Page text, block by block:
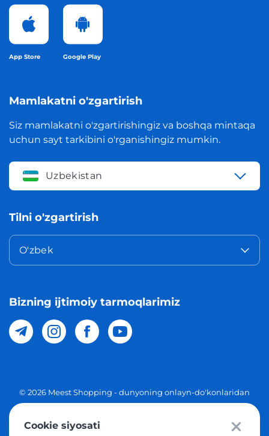
App Store Google Play
Mamlakatni o'zgartirish
Siz mamlakatni o'zgartirishingiz va boshqa mintaqa
uchun sayt tarkibini o'rganishingiz mumkin.
Uzbekistan
Tilni o'zgartirish
O'zbek
Bizning ijtimoiy tarmoqlarimiz
© 2026 Meest Shopping - dunyoning onlayn-do'konlaridan
Cookie siyosati